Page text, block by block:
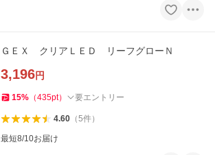
ＧＥＸ クリアＬＥＤ リーフグローＮ
3,196円
15% （435pt） 要エントリー
4.60（5件）
最短8/10お届け